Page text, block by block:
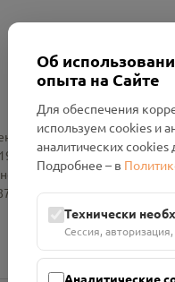
«Смоленский
область, р-н
в АО "АЛЬФА-БАНК"
Об
опыта на Сайте
Для обеспечения
используем cookies и
аналитических
Подробнее – в
Технически
Сессия,
Аналитические